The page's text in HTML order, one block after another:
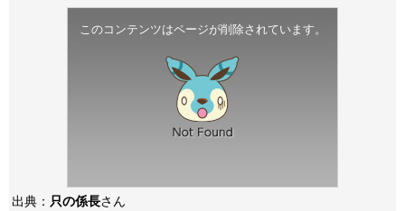
このコンテンツはページが削除されています。
出典： 只の係長さん